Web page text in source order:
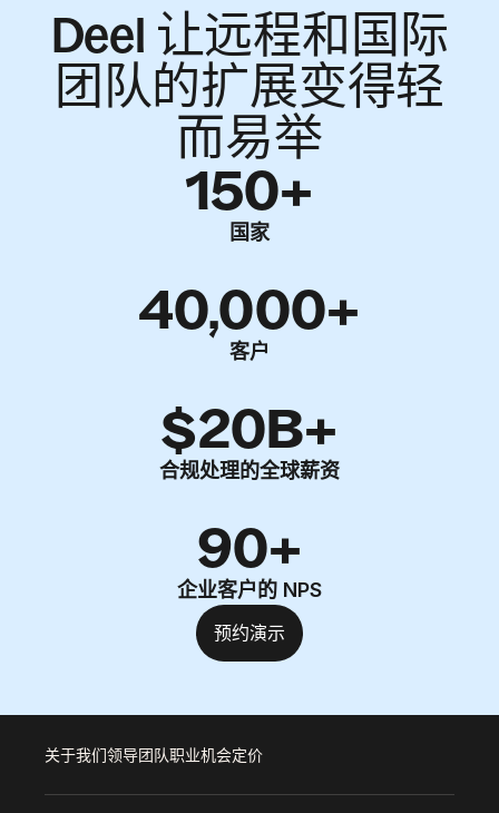
Deel 让远程和国际
团队的扩展变得轻
而易举
150+
国家
40,000+
客户
$20B+
合规处理的全球薪资
90+
企业客户的 NPS
预约演示
关于我们领导团队职业机会定价